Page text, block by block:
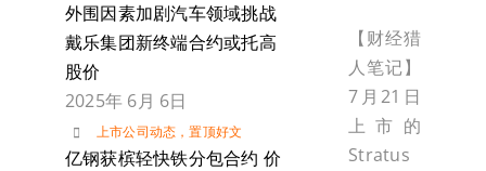
外围因素加剧汽车领域挑战
戴乐集团新终端合约或托高
股价
2025年 6月 6日
上市公司动态 ，置顶好文
亿钢获槟轻快铁分包合约 价
【财经猎
人笔记】
7月21日
上市的
Stratus